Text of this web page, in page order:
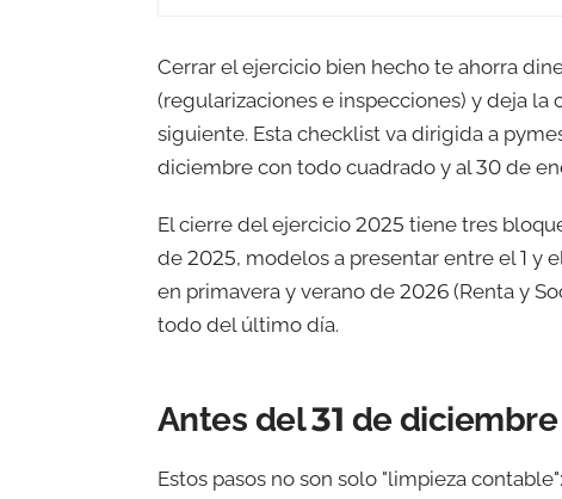
Cerrar el ejercicio bien hecho te ahorra
(regularizaciones e inspecciones) y deja
siguiente. Esta checklist va dirigida a
diciembre con todo cuadrado y al 30 de
El cierre del ejercicio 2025 tiene tres
de 2025, modelos a presentar entre el 1 y
en primavera y verano de 2026 (Renta y
todo del último día.
Antes del 31 de
Estos pasos no son solo "limpieza